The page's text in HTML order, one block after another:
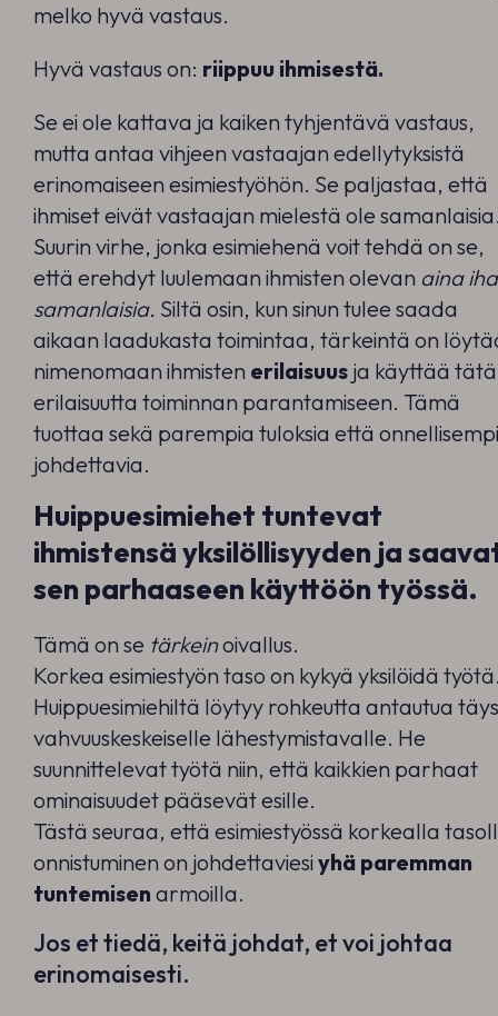
melko hyvä vastaus.
Hyvä vastaus on: riippuu ihmisestä.
Se ei ole kattava ja kaiken tyhjentävä vastaus,
mutta antaa vihjeen vastaajan edellytyksistä
erinomaiseen esimiestyöhön. Se paljastaa, että
ihmiset eivät vastaajan mielestä ole
Suurin virhe, jonka esimiehenä voit tehdä on se,
että erehdyt luulemaan ihmisten olevan aina
samanlaisia. Siltä osin, kun sinun tulee saada
aikaan laadukasta toimintaa, tärkeintä on
nimenomaan ihmisten erilaisuus ja käyttää tätä
erilaisuutta toiminnan parantamiseen. Tämä
tuottaa sekä parempia tuloksia että
johdettavia.
Huippuesimiehet tuntevat
ihmistensä yksilöllisyyden ja
sen parhaaseen käyttöön työssä.
Tämä on se tärkeinoivallus.
Korkea esimiestyön taso on kykyä yksilöidä
Huippuesimiehiltä löytyy rohkeutta antautua
vahvuuskeskeiselle lähestymistavalle. He
suunnittelevat työtä niin, että kaikkien parhaat
ominaisuudet pääsevät esille.
Tästä seuraa, että esimiestyössä korkealla
onnistuminen on johdettaviesi yhä paremman
tuntemisen armoilla.
Jos et tiedä, keitä johdat, et voi johtaa
erinomaisesti.